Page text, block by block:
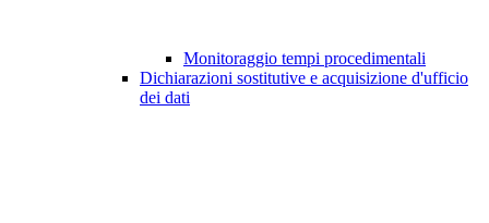
Monitoraggio tempi procedimentali
Dichiarazioni sostitutive e acquisizione d'ufficio
dei dati